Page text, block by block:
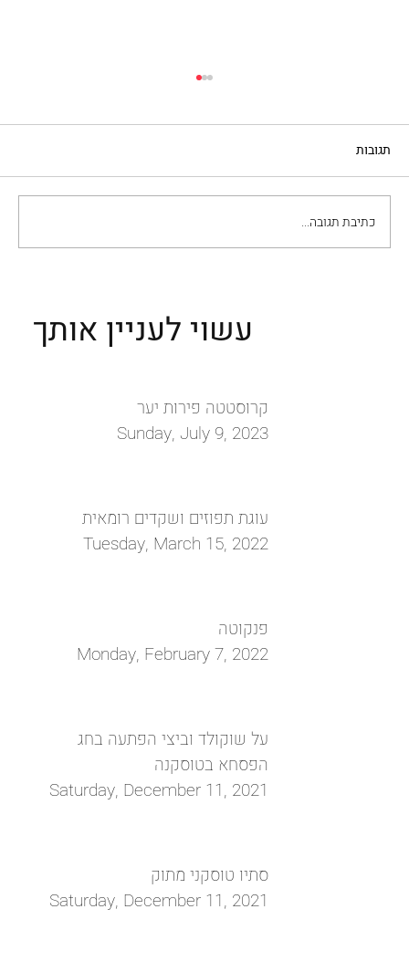
תגובות
כתיבת תגובה...
קרוסטטה פירות יער
Sunday, July 9, 2023
עוגת תפוזים ושקדים רומאית
Tuesday, March 15, 2022
פנקוטה
Monday, February 7, 2022
על שוקולד וביצי הפתעה בחג
הפסחא בטוסקנה
Saturday, December 11, 2021
סתיו טוסקני מתוק
Saturday, December 11, 2021
עשוי לעניין אותך